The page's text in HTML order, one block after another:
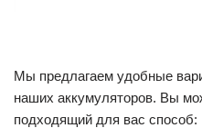
Мы предлагаем удобные
наших аккумуляторов. Вы
подходящий для вас способ: